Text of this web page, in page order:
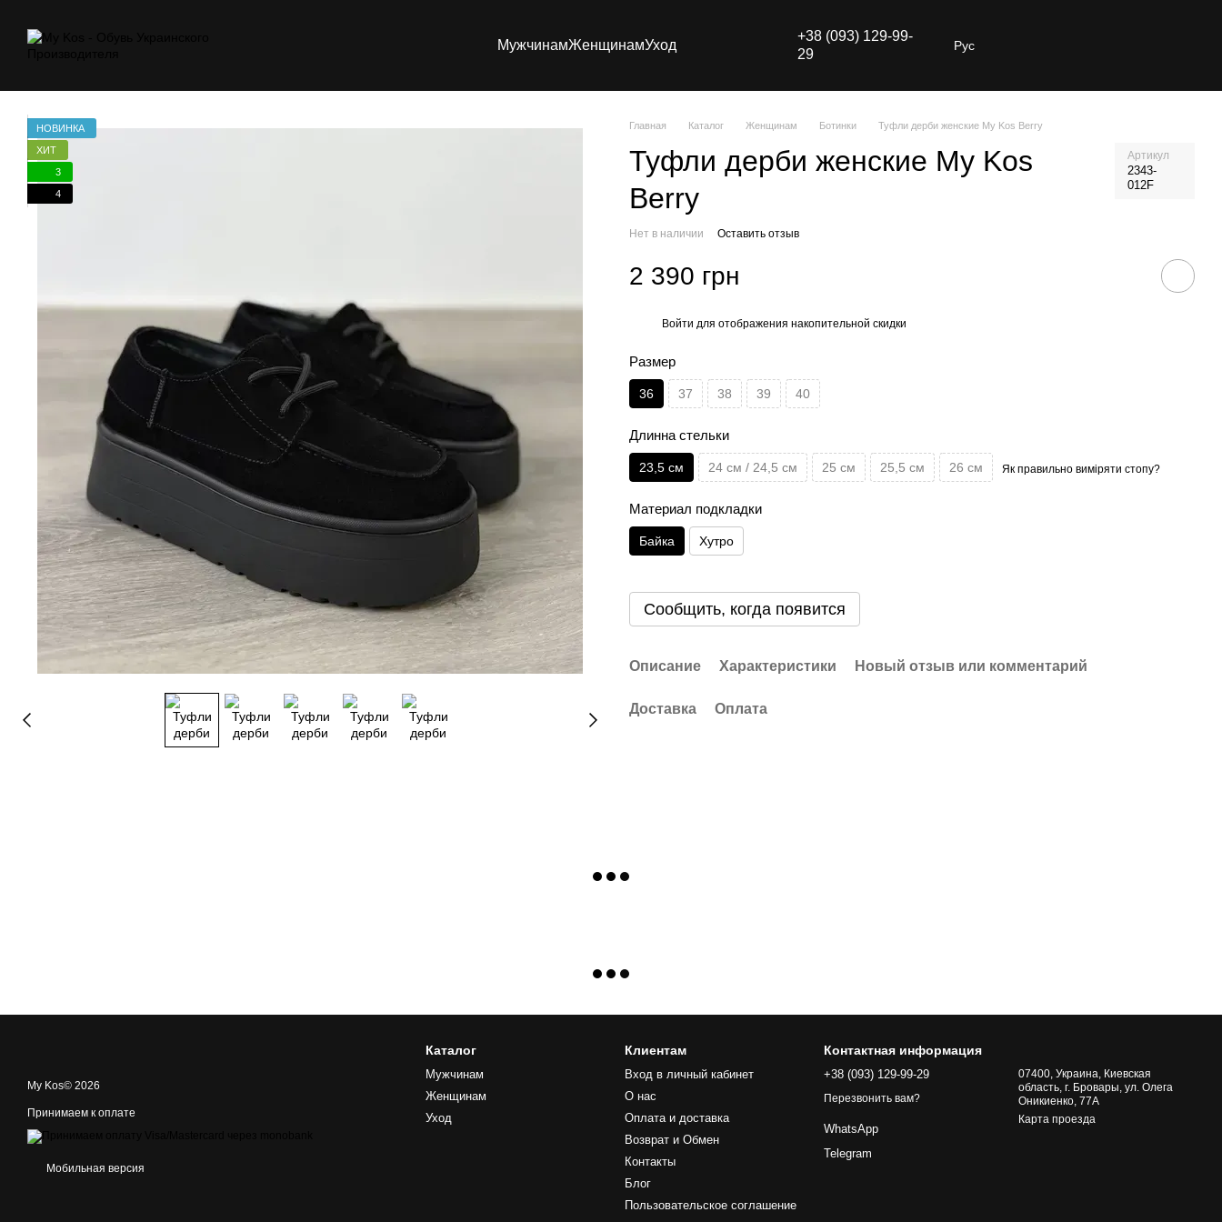
МужчинамЖенщинамУход
+38 (093) 129-99-
29
Рус
НОВИНКА
ХИТ
3
4
Главная Каталог Женщинам Ботинки Туфли дерби женские My Kos Berry
Туфли дерби женские My Kos
Berry
Артикул
2343-
012F
Нет в наличии Оставить отзыв
2 390 грн
Войти для отображения накопительной скидки
Размер
36 37 38 39 40
Длинна стельки
23,5 см 24 см / 24,5 см 25 см 25,5 см 26 см Як правильно виміряти стопу?
Материал подкладки
Байка Хутро
Сообщить, когда появится
Описание Характеристики Новый отзыв или комментарий
Доставка Оплата
My Kos© 2026
Принимаем к оплате
Мобильная версия
Каталог
Мужчинам
Женщинам
Уход
Клиентам
Вход в личный кабинет
О нас
Оплата и доставка
Возврат и Обмен
Контакты
Блог
Пользовательское соглашение
Контактная информация
+38 (093) 129-99-29
Перезвонить вам?
WhatsApp
Telegram
07400, Украина, Киевская
область, г. Бровары, ул. Олега
Оникиенко, 77А
Карта проезда